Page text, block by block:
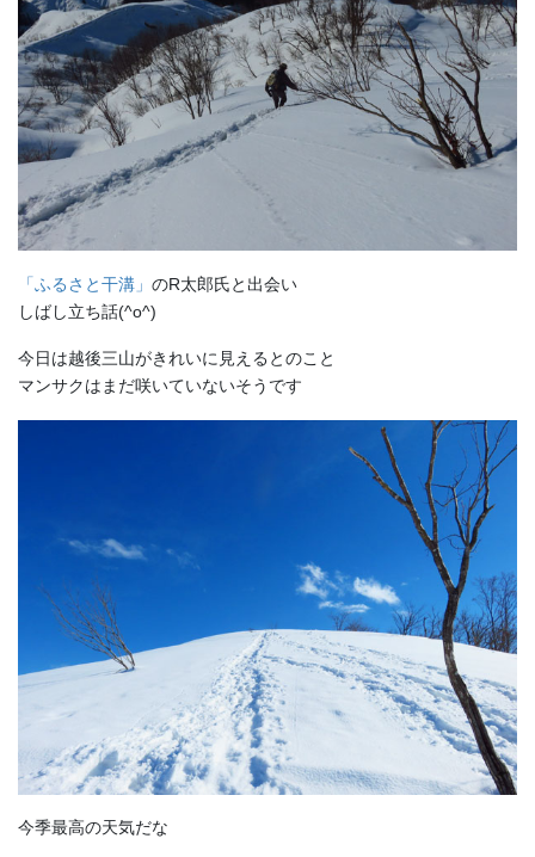
「ふるさと干溝」 のR太郎氏と出会い
しばし立ち話(^o^)
今日は越後三山がきれいに見えるとのこと
マンサクはまだ咲いていないそうです
今季最高の天気だな